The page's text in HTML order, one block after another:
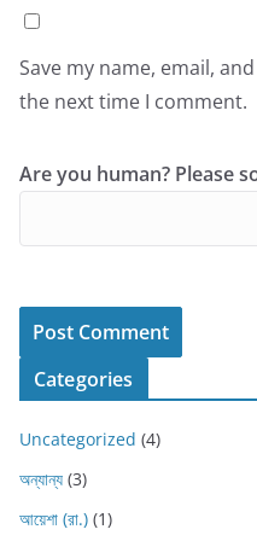
Save my name, email,
the next time I comment.
Are you human? Please
Categories
Uncategorized (4)
অন্যান্য (3)
আয়েশা (রা.) (1)